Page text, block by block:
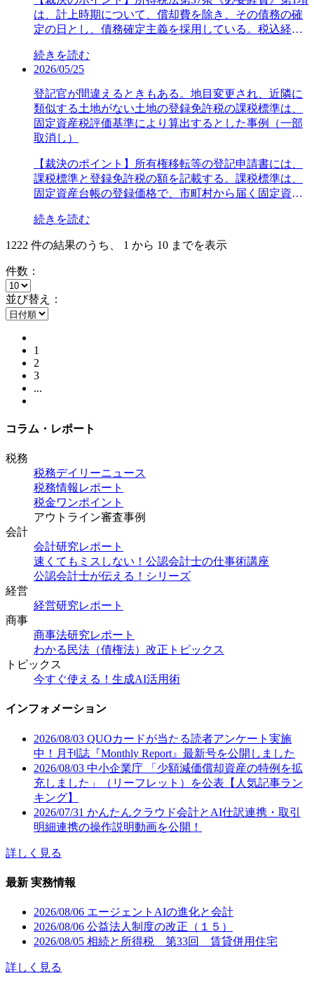
の記載内容どおりの契約が審査請求人とA社との間に
成立したものと認められるから、審査請求人は、法的
実質において、本件各売買取引に係る収益を受けるべ
き正当な権利を有しない。A社が本件収益等を享受す
る者と認められる。【参照条文】法人税法第11条《実
質所得者課税の原則》、第37条《寄附金の損金不算
入》消費税法第13条《資産の譲渡等又は特定仕入れを
行った者の実質判定》本情報は、裁決日時点での審査
事例となります。本件は、処分の全部が取消されまし
た。税務署側はさらに裁判で争うことは制度上認めら
得た所得を申告しないという確定的な意図の下、B社
という第三者に対して内容虚偽の会計処理等を行い、
事情を知らないB社を手足として利用して、課税機関
に対する内容虚偽の確定申告をさせて審査請求人の所
得が発覚しないようにしたといえ、これは、その意図
意図に基づき法定申告期限までに納税申告書を提出し
なかったものであると評価できる。本件行為は、国税
通則法第68条第2項に規定する「隠蔽し、又は仮装し」
に該当すると認められる。【参照条文】国税通則法第
は、裁決日時点での審査事例となります。裁決日以
後、裁判所により別の判決が示される場合もございま
すので、あらかじめご了承ください提供：株式会社日
本ビジネスプラン
が、①同一構内に工場、作業所とみられるもの（作業
所等）があり、かつ、②その製造活動に専従の常用従
業者がいる場合には製造業に分類される旨が記載され
ている。①作業所等について審査請求人の自宅敷地内
にある建物には、蒸し工程で必要となるボイラー及び
ライス器具といった移動式の器具等が使用されている
ことが認められる。審査請求人及び外国人技能実習生
及び臨時従業員は、干し芋の加工工程の各工程におい
て、本件建物で各作業をしている。そうすると、本件
建物は、作業所等の機能を有し、干し芋の加工のため
に使用されていたと認められ、本件干し芋事業に係る
作業所等に該当する。②製造活動に専従する常用従業
員について審査請求人が11月下旬から翌年2月末までの
一定程度の期間において、臨時従業員を雇用して、干
し芋の加工作業にのみ従事させていることからする
と、審査請求人は、当該期間中において、本件臨時従
ていると認めるのが相当である。以上から、本件干し
業」に該当し、第三種事業（製造業）に該当する。
【参照条文】消費税法第37条《中小事業者の仕入れに
《中小事業者の仕入れに係る消費税額の控除の特例》
消費税法基本通達13-2-4《第三種事業、第五種事業及
び第六種事業の範囲》本情報は、裁決日時点での審査
事例となります。裁決日以後、裁判所により別の判決
従前の処遇を基本としたが、本件一時金は、定年前の
期間に対する退職手当であると主張した。国税不服審
るとして、審査請求人の主張を認め、処分の全部を取
り消した事例である。（令和4年3月分の源泉徴収に係
決定処分、令和4年12月分の源泉徴収に係る所得税等の
納税告知処分・全部取消し・令和7年7月25日裁決（非
公開））【主な争点】主な争点は、本件一時金は、給
与等か退職手当等か。【裁決の要旨】本件一時金につ
いて、次の要件を充足するか、以下検討する。①退
職、すなわち勤務関係の終了という事実によって初め
て給付されること本件医師3名の雇用期間を1年とする
有期雇用契約に移行後、役職を退任した際に年俸が減
額されたなどの事実に照らせば、契約更新の際に、労
れ、有期雇用契約の期間について退職金の支給はない
約とは雇用形態の法的性質が大きく異なるものである
雇用契約前の役職及び業務等で勤務させなければなら
ないことに相当の理由があったと認められ、雇用契約
休暇の繰越等がなされたことをもって、本件医師3名と
審査請求人の間において従来の勤務関係が終了してい
ないとみる原処分庁の主張には理由がない。②従来の
継続的な勤務に対する報償又はその間の労務の対価の
規則に基づき、基本給等の金額を基準に、勤続期間に
対応する金額として算出されていることからして、本
その間の労務の対価の一部の後払の性質を有するもの
と認められる。③一時金として支払われること令和4年
3月31日に、毎月の給与以外の一時金として支払われた
ものと認められる。上記のとおり、本件医師3名に係る
本件一時金は、所得税法第30条第1項に規定する「退職
手当、一時恩給その他の退職により一時に受ける給
与」に該当すると認められる。【参照条文】所得税法
第28条《給与所得》、第30条《退職所得》、第183条
《源泉徴収義務》、第199条《源泉徴収義務》本情報
は、裁決日時点での審査事例となります。本件は、処
分の全部が取消されました。税務署側はさらに裁判で
争うことは制度上認められていません。提供：株式会
社日本ビジネスプラン
を徴収するため、税務署は、審査請求人の債権に対し
て差押処分を行い、債権差押通知書を第三債務者に送
として再調査の請求をすると、直接自己の利益を侵害
されるのは審査請求人でないから再調査の請求は不適
法として却下された。審査請求人は次に審査請求をし
た。国税不服審判所は、再調査の請求は適法であった
から、審査請求は適法としたうえで、審査請求人は自
己の法律上の利益に関係のない違法を審査請求の理由
としているとして、請求を棄却した事例である。（債
権の差押処分・棄却・令和7年1月24日裁決）【主な争
点】本件差押処分の適法性。【裁決の要旨】審査請求
人は本件差押処分の名宛人であり、本件差押処分によ
押処分の取消しを求めることができることは明らかで
審査請求を不適法とする事情はないため、本審査請求
本件債権が第三者に帰属しているから、本件差押処分
は無効である旨主張する。しかしながら、審査請求が
違法又は不当な処分によって侵害された不服申立人の
権利利益の救済を図るものであることからすれば、不
い違法を審査請求の理由として取消しを求めることが
できないと解するのが相当である。これを本件につい
てみると、仮に当該主張の事実が存在したとしても、
本件差押処分によって不利益を受けるのは当該第三者
がかかる事実を違法事由として主張することは、自己
ら、これを棄却することとする（国税徴収法所定の要
件を充足しており適法である）。【参照条文】国税通
則法第75条《国税に関する処分についての不服申立
て》国税徴収法第47条《差押の要件》、第62条《差押
の審査事例となります。裁決日以後、裁判所により別
の判決が示される場合もございますので、あらかじめ
ご了承ください提供：株式会社日本ビジネスプラン
は、計上時期について、償却費を除き、その債務の確
定の日とし、債務確定主義を採用している。税込経理
公課として必要経費に算入される。納付すべき消費税
等は、納税申告書の提出（翌年）によって債務が確定
するから、租税公課の計上時期は、課税期間の翌年に
なる。ただし、申告期限が到来してない納税申告書に
租税公課を未払計上したときは、未払計上した年の必
要経費にしても差し支えないとされている（個別通達
の7ただし書）。審査請求人は、調査を受け、新たに納
付すべきことになった消費税額（本件消費税額）につ
いて、修正申告した課税期間と同一年分の事業所得の
必要経費に算入して所得税の修正申告をしたところ、
件消費税額については、所得税法第37条第1項の「その
該当するから、同一年分の必要経費に算入できると主
必要経費に算入される、修正申告書は申告期限未到来
の納税申告書でないから、個別通達の7のただし書きの
適用はないと判断した事例である。（令和2年分及び令
却・令和7年3月3日裁決）【主な争点】本件消費税額
は、修正申告に係る年分の事業所得の金額の計算上、
必要経費に算入できるか。【裁決の要旨】本件消費税
業務について生じた費用」に該当すると解されるとこ
申告書を提出したことにより納付すべきことが具体的
に確定したとはいえ、請求人の事業所得の金額の計算
上、必要経費に算入すべき時期は、請求人が消費税等
の修正申告書を提出した日の属する年分となるから、
と同一年分の事業所得の金額の計算上、必要経費に算
入することはできない。請求人の主張について、売上
原価のように特定の収入との対応関係を明らかにでき
年分の必要経費とすべきであるが、本件消費税額は、
の年における販売費、一般管理費その他これらの所得
を生ずべき業務について生じた費用）に該当するた
め、その債務が具体的に確定した年分の必要経費とさ
れるべきである。また本件消費税額は、修正申告書を
となったものであるから、個別通達の7ただし書の定め
経費》所得税基本通達37-2《必要経費に算入すべき費
用の債務確定の判定》、37-6《その年分の必要経費に
算入する租税》個別通達「消費税法等の施行に伴う所
得税の取扱いについて」の7《消費税等の必要経費算入
の時期》本情報は、裁決日時点での審査事例となりま
す。裁決日以後、裁判所により別の判決が示される場
合もございますので、あらかじめご了承ください提
続きを読む
2026/05/25
登記官が間違えるときもある。地目変更され、近隣に
類似する土地がない土地の登録免許税の課税標準は、
固定資産税評価基準により算出するとした事例（一部
取消し）
【裁決のポイント】所有権移転等の登記申請書には、
課税標準と登録免許税の額を記載する。課税標準は、
固定資産台帳の登録価格で、市町村から届く固定資産
る（1,000円未満の端数切捨）。「固定資産税課税標準
額」ではない。登録価格がない場合は、当該不動産に
類似し、かつ、登録価格がある不動産の金額を基礎と
した登記官認定額が課税標準となる。審査請求人が令
から雑種地に変更されていたが、審査請求人はその年
の1月1日現在の登録価格を課税標準として登録免許税
び、登記官認定額に基づく登録免許税との差額の納付
を求め、審査請求人は応じた。しかし、登記官認定額
あると、税務署に還付通知をすべき旨の請求をする
は類似性が認められないと判断し、固定資産評価基準
によって本件土地の価額を求め、登録免許税の過誤納
が認められるとして処分の一部を取消した事例であ
る。（登録免許税の還付通知をすべき理由がない旨の
争点】本件登記官認定額は、登録免許税の課税標準た
る本件各土地の価額として過大か。【裁決の要旨】登
録免許税法施行令附則第3項は、台帳登録価格のない不
の価額を算出することにより、台帳登録価格のある場
とにあると解するのが相当である。なお、類似不動産
が存在しない場合又は類似不動産が把握できない場合
には、他の合理的な方法により求めた登記の時の価額
を課税標準たる不動産の価額（時価）とするものと解
動産について、固定資産評価基準（地方税法第388条第
時価を表さないといえるような特段の事情がない限
り、当該価額をもって登録免許税の課税標準たる不動
産の価額と解するのも、登録免許税の課税標準たる不
動産の価額を台帳登録価格に基づいて求めることとし
ている理由にかなうものとして相当であると認められ
る。本件土地と本件認定土地は市街化調整区域内にお
いて隣接し、地目が一致しているが、本件土地に面す
の状況及びその面する街路に係る路線価の付設の状況
本件土地の価額を合理的な方法により算定しているも
等及び固定資産評価に適用される路線価において本件
土地との類似性は認められないから、本件土地の類似
不動産であるとはいえない。そして、本件土地の価額
に、本件土地の時価を表さないといえるような特段の
続きを読む
1222 件の結果のうち、 1 から 10 までを表示
件数：
並び替え：
1
2
3
...
コラム・レポート
税務
税務デイリーニュース
税務情報レポート
税金ワンポイント
アウトライン審査事例
会計
会計研究レポート
速くてもミスしない！公認会計士の仕事術講座
公認会計士が伝える！シリーズ
経営
経営研究レポート
商事
商事法研究レポート
わかる民法（債権法）改正トピックス
トピックス
今すぐ使える！生成AI活用術
インフォメーション
2026/08/03 QUOカードが当たる読者アンケート実施
中！月刊誌『Monthly Report』最新号を公開しました
2026/08/03 中小企業庁 「少額減価償却資産の特例を拡
充しました」（リーフレット）を公表【人気記事ラン
キング】
2026/07/31 かんたんクラウド会計とAI仕訳連携・取引
明細連携の操作説明動画を公開！
詳しく見る
最新 実務情報
2026/08/06 エージェントAIの進化と会計
2026/08/06 公益法人制度の改正（１５）
2026/08/05 相続と所得税 第33回 賃貸併用住宅
詳しく見る